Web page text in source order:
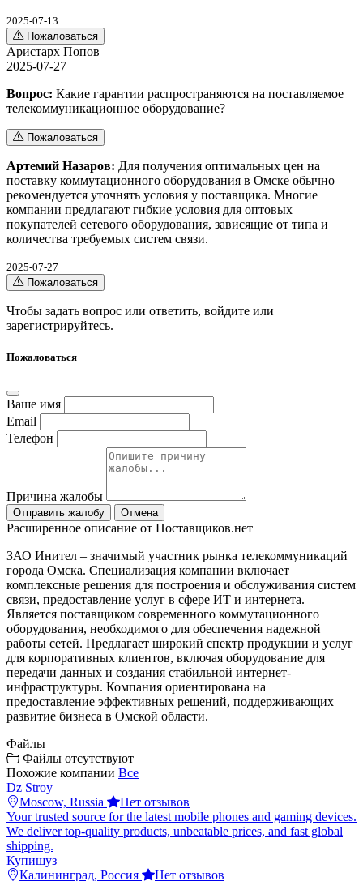
2025-07-13
Пожаловаться
Аристарх Попов
2025-07-27
Вопрос: Какие гарантии распространяются на поставляемое
телекоммуникационное оборудование?
Пожаловаться
Артемий Назаров: Для получения оптимальных цен на
поставку коммутационного оборудования в Омске обычно
рекомендуется уточнять условия у поставщика. Многие
компании предлагают гибкие условия для оптовых
покупателей сетевого оборудования, зависящие от типа и
количества требуемых систем связи.
2025-07-27
Пожаловаться
Чтобы задать вопрос или ответить, войдите или
зарегистрируйтесь.
Пожаловаться
Ваше имя
Email
Телефон
Причина жалобы
Отправить жалобу Отмена
Расширенное описание от Поставщиков.нет
ЗАО Инител – значимый участник рынка телекоммуникаций
города Омска. Специализация компании включает
комплексные решения для построения и обслуживания систем
связи, предоставление услуг в сфере ИТ и интернета.
Является поставщиком современного коммутационного
оборудования, необходимого для обеспечения надежной
работы сетей. Предлагает широкий спектр продукции и услуг
для корпоративных клиентов, включая оборудование для
передачи данных и создания стабильной интернет-
инфраструктуры. Компания ориентирована на
предоставление эффективных решений, поддерживающих
развитие бизнеса в Омской области.
Файлы
Файлы отсутствуют
Похожие компании Все
Dz Stroy
Moscow, Russia
Нет отзывов
Your trusted source for the latest mobile phones and gaming devices.
We deliver top-quality products, unbeatable prices, and fast global
shipping.
Купишуз
Калининград, Россия
Нет отзывов